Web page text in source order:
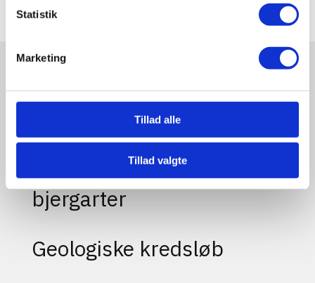
Statistik
Marketing
Tillad alle
Tillad valgte
Forsøg: Densitet af
bjergarter
Geologiske kredsløb